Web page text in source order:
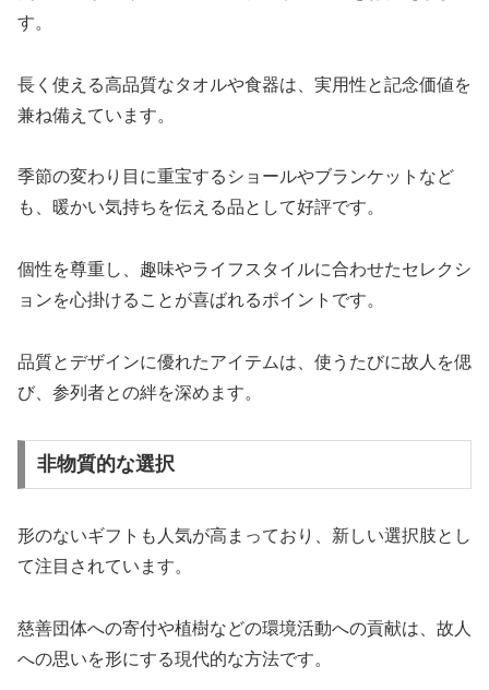
す。
長く使える高品質なタオルや食器は、実用性と記念価値を
兼ね備えています。
季節の変わり目に重宝するショールやブランケットなど
も、暖かい気持ちを伝える品として好評です。
個性を尊重し、趣味やライフスタイルに合わせたセレクシ
ョンを心掛けることが喜ばれるポイントです。
品質とデザインに優れたアイテムは、使うたびに故人を偲
び、参列者との絆を深めます。
非物質的な選択
形のないギフトも人気が高まっており、新しい選択肢とし
て注目されています。
慈善団体への寄付や植樹などの環境活動への貢献は、故人
への思いを形にする現代的な方法です。